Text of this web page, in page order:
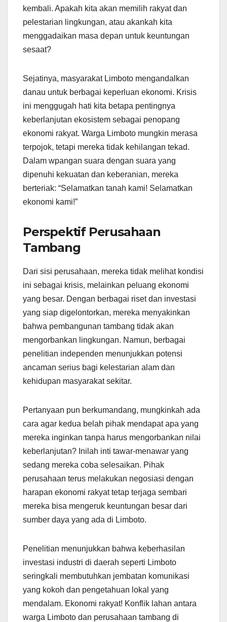
kembali. Apakah kita akan memilih rakyat dan
pelestarian lingkungan, atau akankah kita
menggadaikan masa depan untuk keuntungan
sesaat?
Sejatinya, masyarakat Limboto mengandalkan
danau untuk berbagai keperluan ekonomi. Krisis
ini menggugah hati kita betapa pentingnya
keberlanjutan ekosistem sebagai penopang
ekonomi rakyat. Warga Limboto mungkin merasa
terpojok, tetapi mereka tidak kehilangan tekad.
Dalam wpangan suara dengan suara yang
dipenuhi kekuatan dan keberanian, mereka
berteriak: “Selamatkan tanah kami! Selamatkan
ekonomi kami!”
Perspektif Perusahaan
Tambang
Dari sisi perusahaan, mereka tidak melihat kondisi
ini sebagai krisis, melainkan peluang ekonomi
yang besar. Dengan berbagai riset dan investasi
yang siap digelontorkan, mereka menyakinkan
bahwa pembangunan tambang tidak akan
mengorbankan lingkungan. Namun, berbagai
penelitian independen menunjukkan potensi
ancaman serius bagi kelestarian alam dan
kehidupan masyarakat sekitar.
Pertanyaan pun berkumandang, mungkinkah ada
cara agar kedua belah pihak mendapat apa yang
mereka inginkan tanpa harus mengorbankan nilai
keberlanjutan? Inilah inti tawar-menawar yang
sedang mereka coba selesaikan. Pihak
perusahaan terus melakukan negosiasi dengan
harapan ekonomi rakyat tetap terjaga sembari
mereka bisa mengeruk keuntungan besar dari
sumber daya yang ada di Limboto.
Penelitian menunjukkan bahwa keberhasilan
investasi industri di daerah seperti Limboto
seringkali membutuhkan jembatan komunikasi
yang kokoh dan pengetahuan lokal yang
mendalam. Ekonomi rakyat! Konflik lahan antara
warga Limboto dan perusahaan tambang di